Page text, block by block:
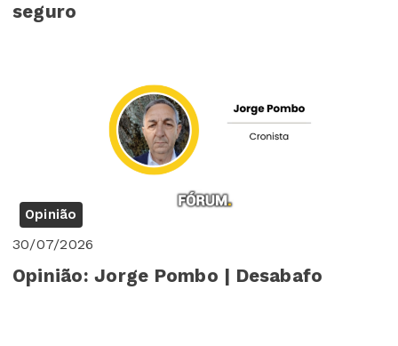
seguro
Opinião
30/07/2026
Opinião: Jorge Pombo | Desabafo